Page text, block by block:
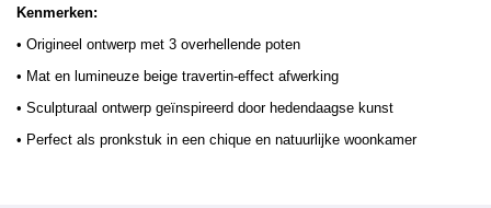
Kenmerken:
• Origineel ontwerp met 3 overhellende poten
• Mat en lumineuze beige travertin-effect afwerking
• Sculpturaal ontwerp geïnspireerd door hedendaagse kunst
• Perfect als pronkstuk in een chique en natuurlijke woonkamer